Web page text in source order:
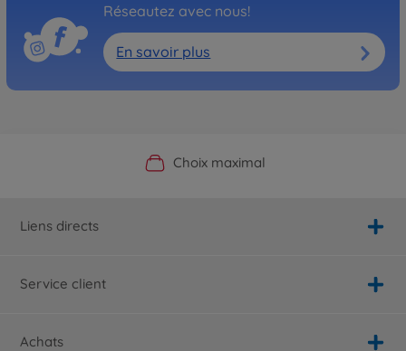
Réseautez avec nous!
En savoir plus
Boutique officielle du fabricant
Choix maximal
Service personnalisé
Livraison rapide
Liens directs
Service client
Achats